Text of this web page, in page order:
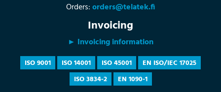
Orders:orders@telatek.fi
Invoicing
► Invoicing information
ISO 9001 ISO 14001 ISO 45001
EN ISO/IEC 17025
ISO 3834-2
EN 1090-1